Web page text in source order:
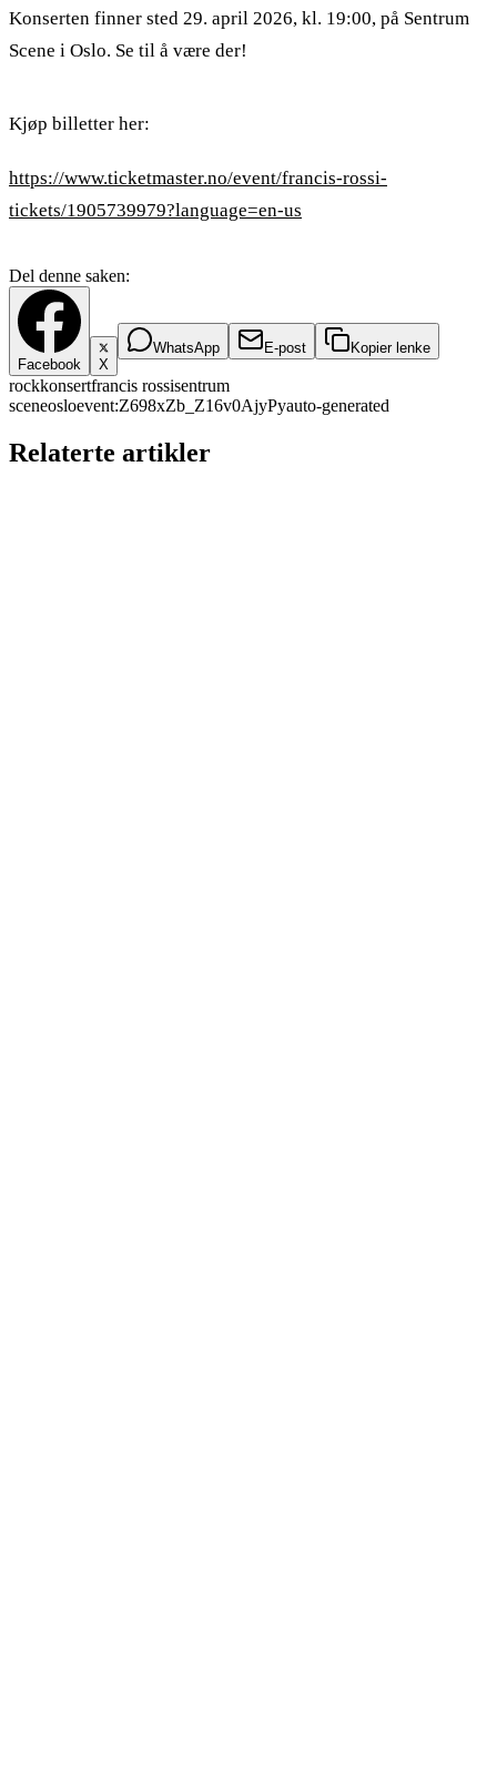
Konserten finner sted 29. april 2026, kl. 19:00, på Sentrum
Scene i Oslo. Se til å være der!
Kjøp billetter her:
https://www.ticketmaster.no/event/francis-rossi-
tickets/1905739979?language=en-us
Del denne saken:
Facebook X
WhatsApp E-post Kopier lenke
rockkonsertfrancis rossisentrum
sceneosloevent:Z698xZb_Z16v0AjyPyauto-generated
Relaterte artikler